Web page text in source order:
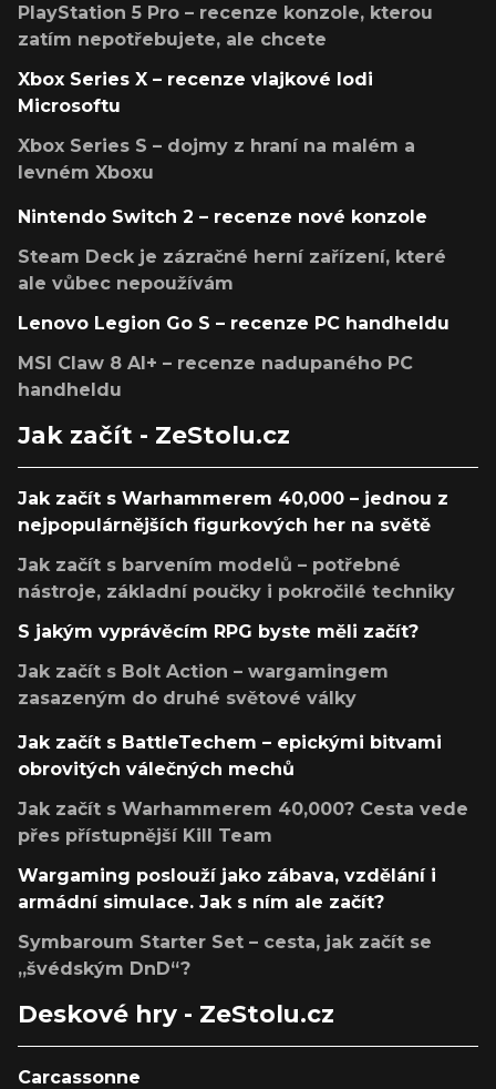
PlayStation 5 Pro – recenze konzole, kterou
zatím nepotřebujete, ale chcete
Xbox Series X – recenze vlajkové lodi
Microsoftu
Xbox Series S – dojmy z hraní na malém a
levném Xboxu
Nintendo Switch 2 – recenze nové konzole
Steam Deck je zázračné herní zařízení, které
ale vůbec nepoužívám
Lenovo Legion Go S – recenze PC handheldu
MSI Claw 8 AI+ – recenze nadupaného PC
handheldu
Jak začít - ZeStolu.cz
Jak začít s Warhammerem 40,000 – jednou z
nejpopulárnějších figurkových her na světě
Jak začít s barvením modelů – potřebné
nástroje, základní poučky i pokročilé techniky
S jakým vyprávěcím RPG byste měli začít?
Jak začít s Bolt Action – wargamingem
zasazeným do druhé světové války
Jak začít s BattleTechem – epickými bitvami
obrovitých válečných mechů
Jak začít s Warhammerem 40,000? Cesta vede
přes přístupnější Kill Team
Wargaming poslouží jako zábava, vzdělání i
armádní simulace. Jak s ním ale začít?
Symbaroum Starter Set – cesta, jak začít se
„švédským DnD“?
Deskové hry - ZeStolu.cz
Carcassonne